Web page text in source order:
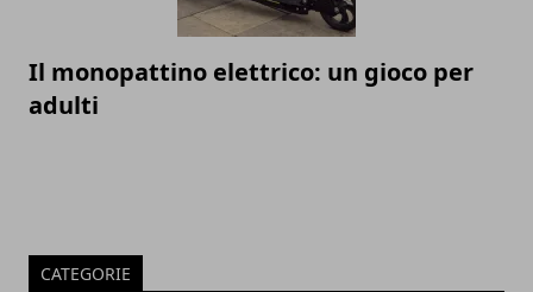
Il monopattino elettrico: un gioco per
adulti
CATEGORIE